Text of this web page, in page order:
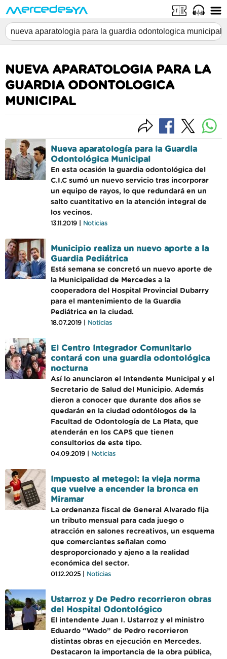
NUEVA APARATOLOGIA PARA LA
GUARDIA ODONTOLOGICA
MUNICIPAL
Nueva aparatología para la Guardia
Odontológica Municipal
En esta ocasión la guardia odontológica del
C.I.C sumó un nuevo servicio tras incorporar
un equipo de rayos, lo que redundará en un
salto cuantitativo en la atención integral de
los vecinos.
13.11.2019 | Noticias
Municipio realiza un nuevo aporte a la
Guardia Pediátrica
Está semana se concretó un nuevo aporte de
la Municipalidad de Mercedes a la
cooperadora del Hospital Provincial Dubarry
para el mantenimiento de la Guardia
Pediátrica en la ciudad.
18.07.2019 | Noticias
El Centro Integrador Comunitario
contará con una guardia odontológica
nocturna
Así lo anunciaron el Intendente Municipal y el
Secretario de Salud del Municipio. Además
dieron a conocer que durante dos años se
quedarán en la ciudad odontólogos de la
Facultad de Odontología de La Plata, que
atenderán en los CAPS que tienen
consultorios de este tipo.
04.09.2019 | Noticias
Impuesto al metegol: la vieja norma
que vuelve a encender la bronca en
Miramar
La ordenanza fiscal de General Alvarado fija
un tributo mensual para cada juego o
atracción en salones recreativos, un esquema
que comerciantes señalan como
desproporcionado y ajeno a la realidad
económica del sector.
01.12.2025 | Noticias
Ustarroz y De Pedro recorrieron obras
del Hospital Odontológico
El intendente Juan I. Ustarroz y el ministro
Eduardo “Wado” de Pedro recorrieron
distintas obras en ejecución en Mercedes.
Destacaron la importancia de la obra pública,